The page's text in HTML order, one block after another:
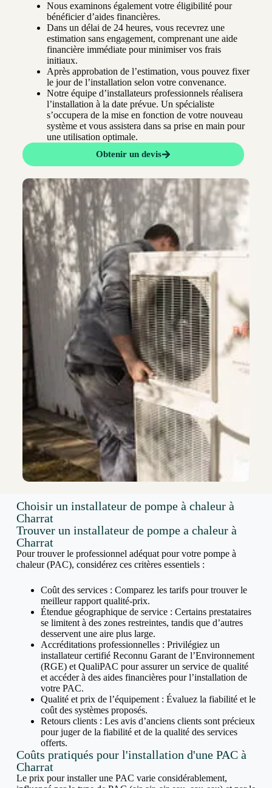
Nous examinons également votre éligibilité pour
bénéficier d’aides financières.
Dans un délai de 24 heures, vous recevrez une
estimation sans engagement, comprenant une aide
financière immédiate pour minimiser vos frais
initiaux.
Après approbation de l’estimation, vous pouvez fixer
le jour de l’installation selon votre convenance.
Notre équipe d’installateurs professionnels réalisera
l’installation à la date prévue. Un spécialiste
s’occupera de la mise en fonction de votre nouveau
système et vous assistera dans sa prise en main pour
une utilisation optimale.
Obtenir un devis
Choisir un installateur de pompe à chaleur à
Charrat
Trouver un installateur de pompe a chaleur à
Charrat
Pour trouver le professionnel adéquat pour votre pompe à
chaleur (PAC), considérez ces critères essentiels :
Coût des services : Comparez les tarifs pour trouver le
meilleur rapport qualité-prix.
Étendue géographique de service : Certains prestataires
se limitent à des zones restreintes, tandis que d’autres
desservent une aire plus large.
Accréditations professionnelles : Privilégiez un
installateur certifié Reconnu Garant de l’Environnement
(RGE) et QualiPAC pour assurer un service de qualité
et accéder à des aides financières pour l’installation de
votre PAC.
Qualité et prix de l’équipement : Évaluez la fiabilité et le
coût des systèmes proposés.
Retours clients : Les avis d’anciens clients sont précieux
pour juger de la fiabilité et de la qualité des services
offerts.
Coûts pratiqués pour l'installation d'une PAC à
Charrat
Le prix pour installer une PAC varie considérablement,